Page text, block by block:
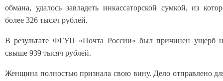
обмана, удалось завладеть инкассаторской сумкой, из
более 326 тысяч рублей.
В результате ФГУП «Почта России» был причинен ущерб
свыше 939 тысяч рублей.
Женщина полностью признала свою вину. Дело отправлено